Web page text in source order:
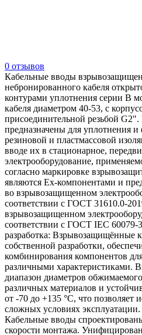
0 отзывов
Кабельные вводы
небронированного кабеля
контурами уплотнения серии В
кабеля диаметром 40-53, с
присоединительной резьбой
предназначены для уплотнения
резиновой и пластмассовой
вводе их в стационарное,
электрооборудование,
согласно маркировке
являются Ех-компонентами и
во взрывозащищенном
соответствии с ГОСТ 31610.0-
взрывозащищенном
соответствии с ГОСТ IEC 60079-
разработка: Взрывозащищённые
собственной разработки,
комбинирования компонентов
различными характеристиками.
диапазон диаметров
различных материалов и
от -70 до +135 °C, что позволяет
сложных условиях
Кабельные вводы
скорости монтажа.